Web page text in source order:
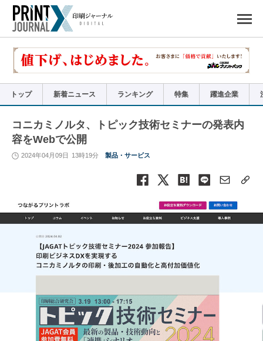
で
リ
トップ 新着ニュース ランキング 特集 躍進企業
コニカミノルタ、トピック技術セミナーの発表内
容をWebで公開
2024年04月09日 13時19分 製品・サービス